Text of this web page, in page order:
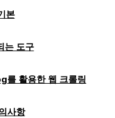
본
는 도구
활용한 웹 크롤링
사항